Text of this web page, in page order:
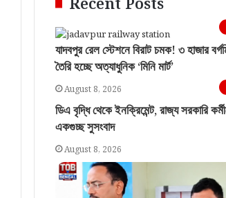
যাদবপুর রেল স্টেশনে বিরাট চমক! ৩ হাজার
তৈরি হচ্ছে অত্যাধুনিক ‘মিনি মার্ট’
August 8, 2026
ডিএ বৃদ্ধি থেকে ইনক্রিমেন্ট, রাজ্য সরকারি
একগুচ্ছ সুসংবাদ
August 8, 2026